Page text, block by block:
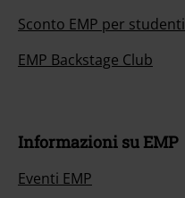
Sconto EMP per studenti
EMP Backstage Club
Informazioni su EMP
Eventi EMP